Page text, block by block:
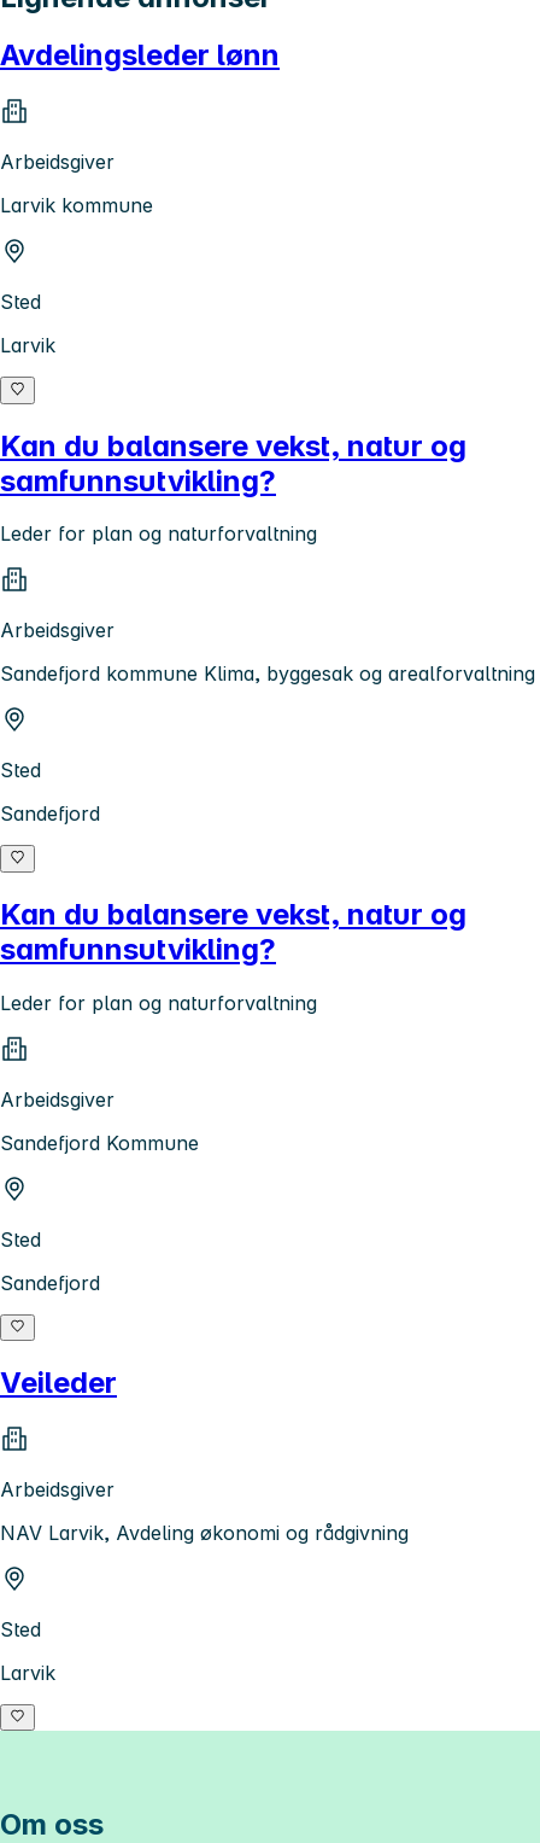
Avdelingsleder lønn
Arbeidsgiver
Larvik kommune
Sted
Larvik
Kan du balansere vekst, natur og
samfunnsutvikling?
Leder for plan og naturforvaltning
Arbeidsgiver
Sandefjord kommune Klima, byggesak og arealforvaltning
Sted
Sandefjord
Kan du balansere vekst, natur og
samfunnsutvikling?
Leder for plan og naturforvaltning
Arbeidsgiver
Sandefjord Kommune
Sted
Sandefjord
Veileder
Arbeidsgiver
NAV Larvik, Avdeling økonomi og rådgivning
Sted
Larvik
Om oss